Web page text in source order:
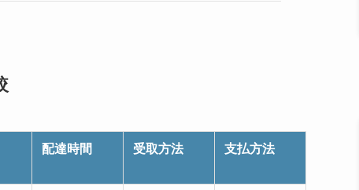
配達時間 受取方法 支払方法